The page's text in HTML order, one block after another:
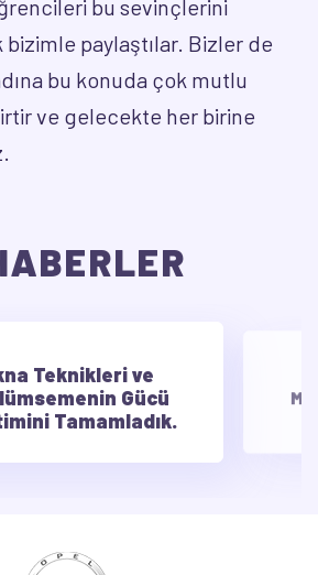
bu sevinçlerini
paylaştılar. Bizler de
bu konuda çok mutlu
ve gelecekte her birine
Teknikleri ve
Gücü
Tamamladık.